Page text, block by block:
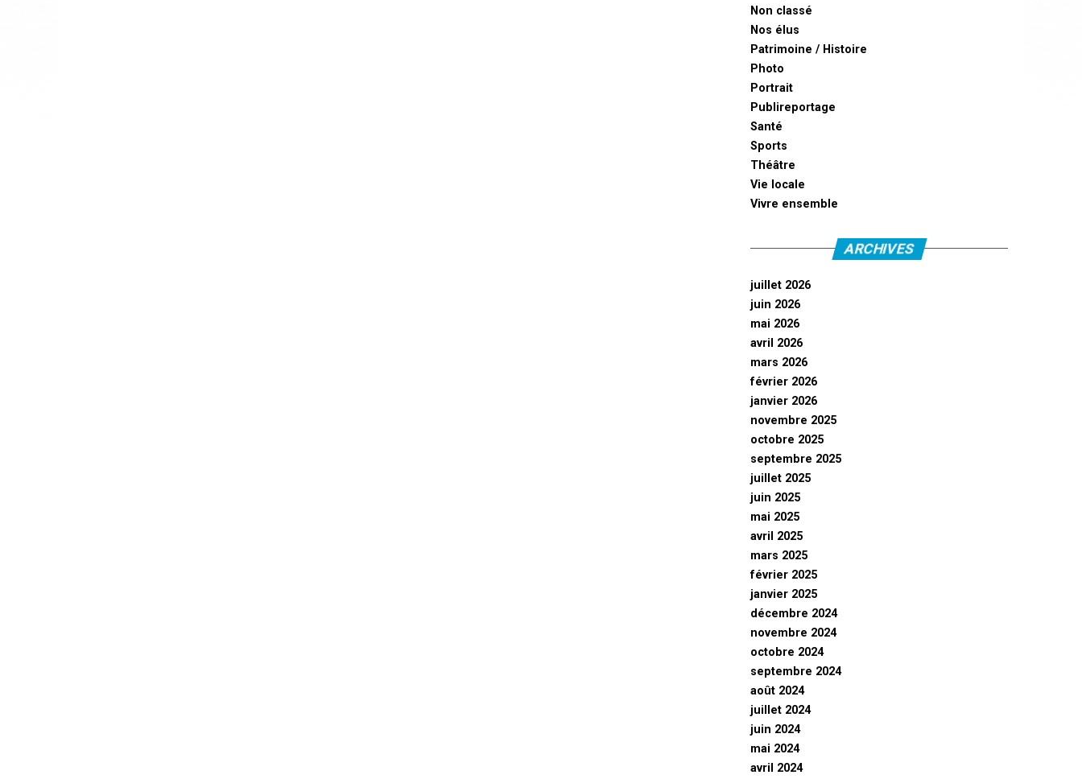
Non classé
Nos élus
Patrimoine / Histoire
Photo
Portrait
Publireportage
Santé
Sports
Théâtre
Vie locale
Vivre ensemble
ARCHIVES
juillet 2026
juin 2026
mai 2026
avril 2026
mars 2026
février 2026
janvier 2026
novembre 2025
octobre 2025
septembre 2025
juillet 2025
juin 2025
mai 2025
avril 2025
mars 2025
février 2025
janvier 2025
décembre 2024
novembre 2024
octobre 2024
septembre 2024
août 2024
juillet 2024
juin 2024
mai 2024
avril 2024